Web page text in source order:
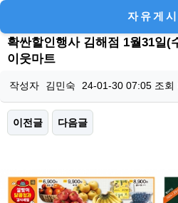
자유게
확싼할인행사 김해점 1월31일(
이웃마트
작성자 김민숙 24-01-30 07:05조회
이전글 다음글
본문